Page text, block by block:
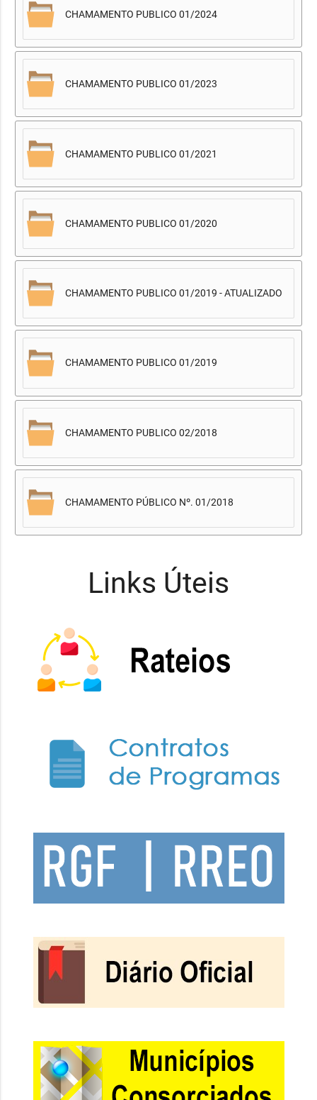
CHAMAMENTO PUBLICO 01/2024
CHAMAMENTO PUBLICO 01/2023
CHAMAMENTO PUBLICO 01/2021
CHAMAMENTO PUBLICO 01/2020
CHAMAMENTO PUBLICO 01/2019 - ATUALIZADO
CHAMAMENTO PUBLICO 01/2019
CHAMAMENTO PUBLICO 02/2018
CHAMAMENTO PÚBLICO Nº. 01/2018
Links Úteis